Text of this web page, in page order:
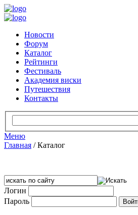
Новости
Форум
Каталог
Рейтинги
Фестиваль
Академия виски
Путешествия
Контакты
Меню
Главная /Каталог
Логин
Пароль